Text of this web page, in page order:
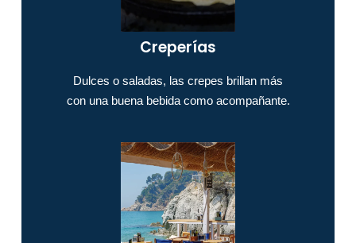
Creperías​
Dulces o saladas, las crepes brillan más
con una buena bebida como acompañante.